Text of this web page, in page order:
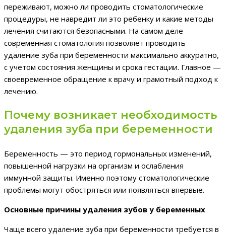
переживают, можно ли проводить стоматологические
процедуры, не навредит ли это ребенку и какие методы
лечения считаются безопасными. На самом деле
современная стоматология позволяет проводить
удаление зуба при беременности максимально аккуратно,
с учетом состояния женщины и срока гестации. Главное —
своевременное обращение к врачу и грамотный подход к
лечению.
Почему возникает необходимость
удаления зуба при беременности
Беременность — это период гормональных изменений,
повышенной нагрузки на организм и ослабления
иммунной защиты. Именно поэтому стоматологические
проблемы могут обостряться или появляться впервые.
Основные причины удаления зубов у беременных
Чаще всего удаление зуба при беременности требуется в